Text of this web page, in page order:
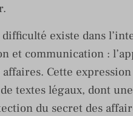
existe dans
et communication :
affaires. Cette
textes légaux, dont
du secret des